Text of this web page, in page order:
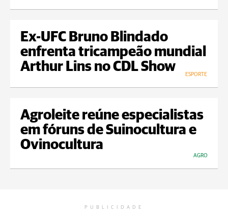
Ex-UFC Bruno Blindado
enfrenta tricampeão mundial
Arthur Lins no CDL Show
ESPORTE
Agroleite reúne especialistas
em fóruns de Suinocultura e
Ovinocultura
AGRO
PUBLICIDADE